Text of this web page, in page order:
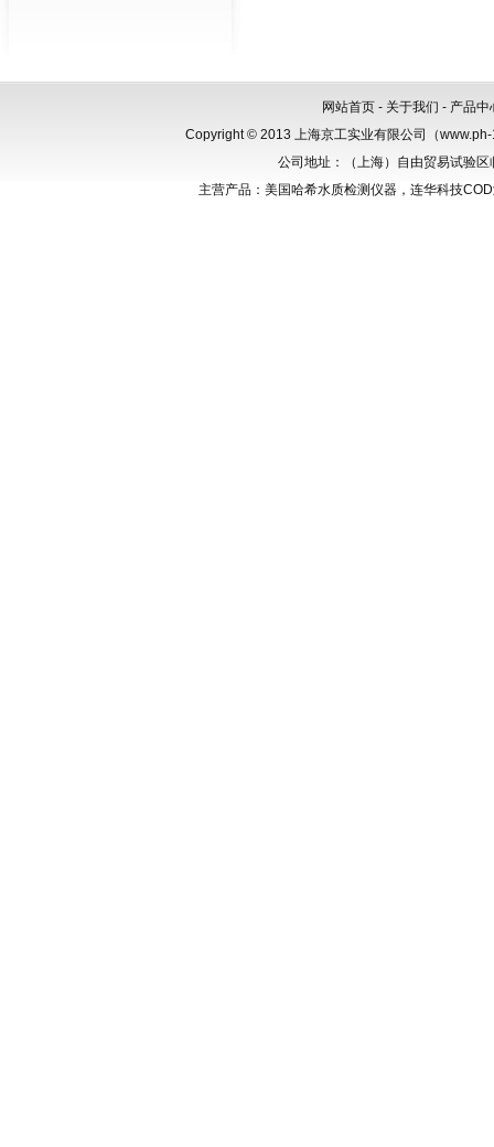
网站首页 - 关于我们 - 产品中
Copyright © 2013 上海京工实业有限公司（
公司地址：（上海）自由贸易试验
主营产品：美国哈希水质检测仪器，连华科技